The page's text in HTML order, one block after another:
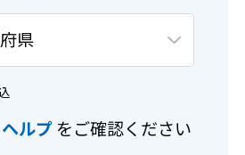
ヘルプ をご確認ください